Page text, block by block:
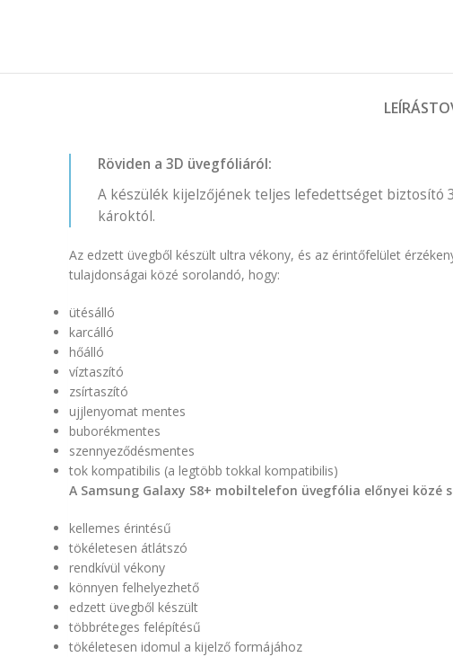
LEÍRÁS
Röviden a 3D üvegfóliáról:
A készülék kijelzőjének teljes lefedettséget biztosító
károktól.
Az edzett üvegből készült ultra vékony, és az érintőfelület
tulajdonságai közé sorolandó, hogy:
ütésálló
karcálló
hőálló
víztaszító
zsírtaszító
ujjlenyomat mentes
buborékmentes
szennyeződésmentes
tok kompatibilis (a legtöbb tokkal kompatibilis)
A Samsung Galaxy S8+ mobiltelefon üvegfólia előnyei közé
kellemes érintésű
tökéletesen átlátszó
rendkívül vékony
könnyen felhelyezhető
edzett üvegből készült
többréteges felépítésű
tökéletesen idomul a kijelző formájához